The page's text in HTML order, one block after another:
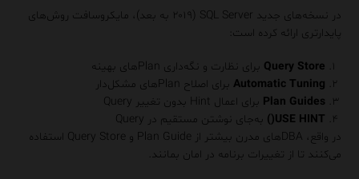
در نسخه‌های جدید SQL Server (۲۰۱۹ به بعد)، مایکروسافت روش‌های
پایدارتری ارائه کرده است:
Query Store برای نظارت و نگه‌داری Planهای بهینه
Automatic Tuning برای اصلاح Planهای مشکل‌دار
Plan Guides برای اعمال Hint بدون تغییر Query
USE HINT()
به‌جای نوشتن مستقیم در Query
در واقع، DBAهای مدرن بیشتر از Plan Guide و Query Store استفاده
می‌کنند تا از تغییرات برنامه در امان بمانند.